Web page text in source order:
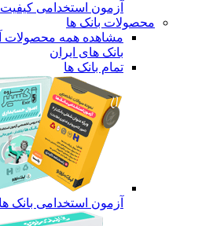
آزمون استخدامی
محصولات بانک ها
مشاهده همه محصولات
بانک های ایران
تمام بانک ها
آزمون استخدامی بانک ها